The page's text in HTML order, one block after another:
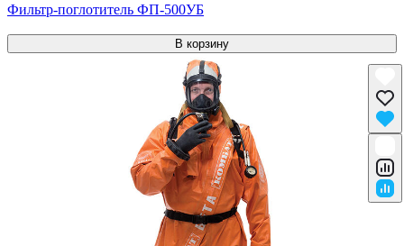
Фильтр-поглотитель ФП-500УБ
В корзину